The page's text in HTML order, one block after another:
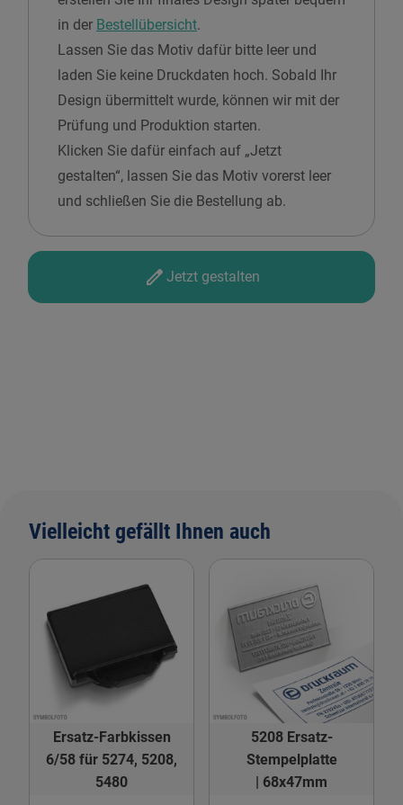
in der Bestellübersicht.
Lassen Sie das Motiv dafür bitte leer und
laden Sie keine Druckdaten hoch. Sobald Ihr
Design übermittelt wurde, können wir mit der
Prüfung und Produktion starten.
Klicken Sie dafür einfach auf „Jetzt
gestalten“, lassen Sie das Motiv vorerst leer
und schließen Sie die Bestellung ab.
Jetzt gestalten
Vielleicht gefällt Ihnen auch
Ersatz-Farbkissen
6/58 für 5274, 5208,
5480
5208 Ersatz-
Stempelplatte
| 68x47mm